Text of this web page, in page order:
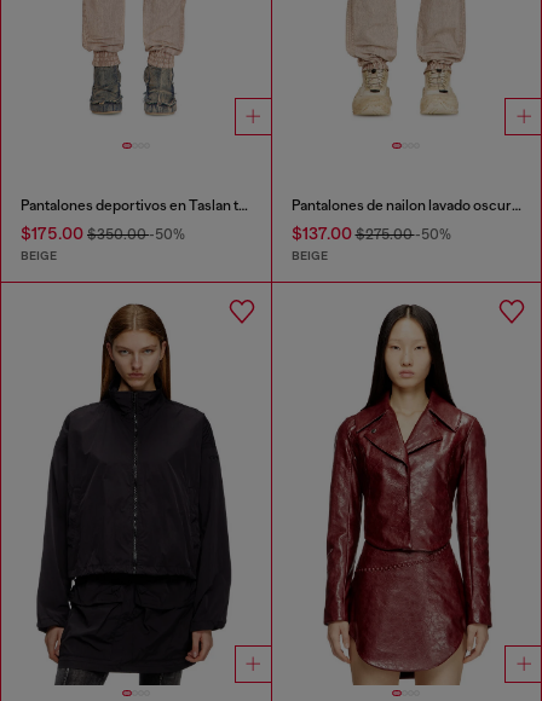
Pantalones deportivos en Taslan tratado
$175.00 $350.00-50%
BEIGE
Pantalones de nailon lavado oscuro con bandas laterales
$137.00$275.00-50%
BEIGE